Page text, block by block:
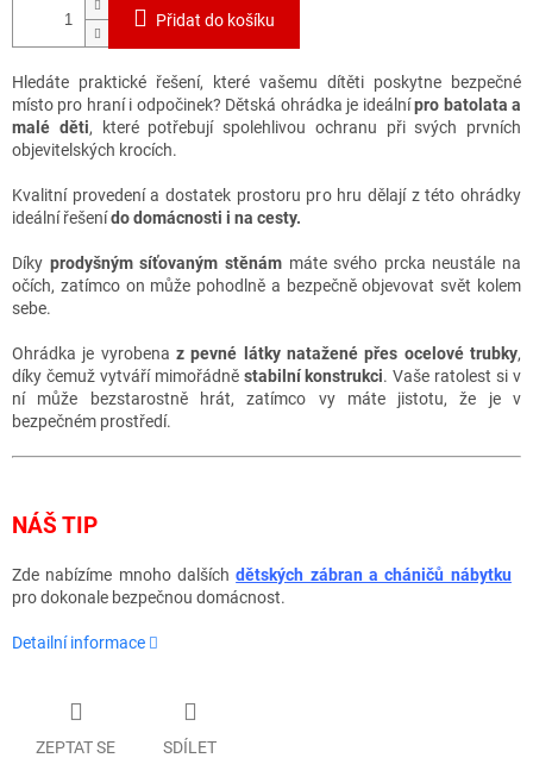
Přidat do košíku
Hledáte praktické řešení, které vašemu dítěti poskytne bezpečné
místo pro hraní i odpočinek? Dětská ohrádka je ideálnípro batolata a
malé děti, které potřebují spolehlivou ochranu při svých prvních
objevitelských krocích.
Kvalitní provedení a dostatek prostoru pro hru dělají z této ohrádky
ideální řešenído domácnosti i na cesty.
Díky prodyšným síťovaným stěnámmáte svého prcka neustále na
očích, zatímco on může pohodlně a bezpečně objevovat svět kolem
sebe.
Ohrádka je vyrobena z pevné látky natažené přes ocelové trubky,
díky čemuž vytváří mimořádně stabilní konstrukci. Vaše ratolest si v
ní může bezstarostně hrát, zatímco vy máte jistotu, že je v
bezpečném prostředí.
NÁŠ TIP
Zde nabízíme mnoho dalšíchdětských zábran a cháničů nábytku
pro dokonale bezpečnou domácnost.
Detailní informace
ZEPTAT SE SDÍLET